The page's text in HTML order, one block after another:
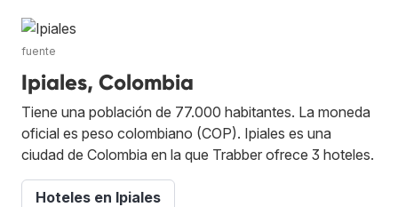
fuente
Ipiales, Colombia
Tiene una población de 77.000 habitantes. La moneda
oficial es peso colombiano (COP). Ipiales es una
ciudad de Colombia en la que Trabber ofrece 3 hoteles.
Hoteles en Ipiales